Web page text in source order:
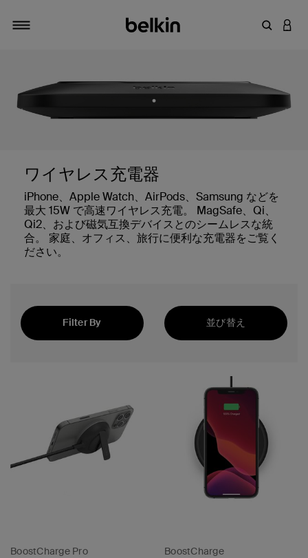
キーワアカ
ワイヤレス充電器
iPhone、Apple Watch、AirPods、Samsung などを
最大 15W で高速ワイヤレス充電。 MagSafe、Qi、
Qi2、および磁気互換デバイスとのシームレスな統
合。 家庭、オフィス、旅行に便利な充電器をご覧く
ださい。
Filter By
並び替え
BoostCharge Pro
BoostCharge